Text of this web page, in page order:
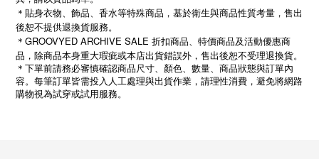
＊貼身衣物、飾品、香水等特殊商品，基於衛生與商品性質考量，售出
後恕不提供退換貨服務。
＊GROOVYED ARCHIVE SALE 折扣商品、特價商品及活動優惠商
品，除商品本身重大瑕疵或本店出貨錯誤外，售出後恕不受理退換貨。
＊下單前請務必審慎確認商品尺寸、顏色、數量、商品狀態與訂單內
容。每筆訂單皆需投入人工處理與出貨作業，請理性消費，避免將網路
購物視為試穿或試用服務。